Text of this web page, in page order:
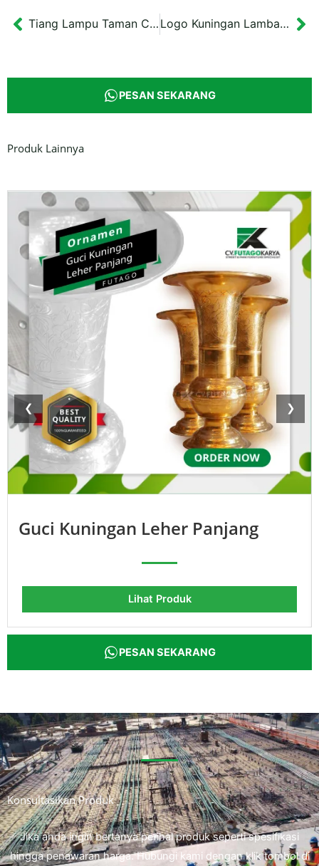
Prev Tiang Lampu Taman Cabang Tunggal Balikpapan Tinggi 3 m Logo Kuningan Lambang Nusantara Proyek IKN
PESAN SEKARANG
Produk Lainnya
❮ ❯
Guci Kuningan Leher Panjang
Lihat Produk
PESAN SEKARANG
Konsultasikan Produk
Jika anda ingin bertanya perihal produk seperti spesifikasi
hingga penawaran harga. Hubungi kami dengan klik tombol di